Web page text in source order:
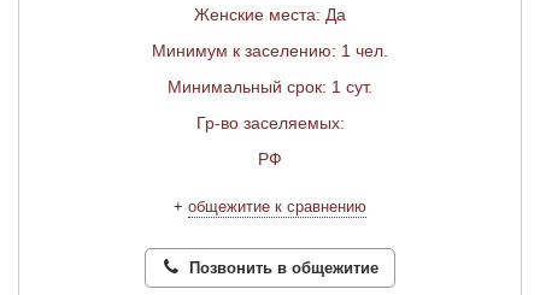
Женские места: Да
Минимум к заселению: 1 чел.
Минимальный срок: 1 сут.
Гр-во заселяемых:
РФ
+ общежитие к сравнению
Позвонить в общежитие